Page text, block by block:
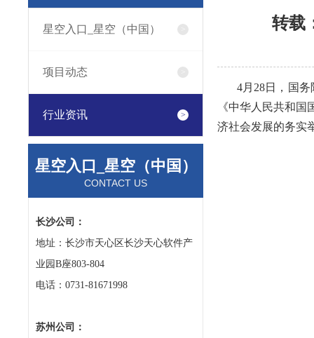
星空入口_星空（中国）
项目动态
行业资讯
星空入口_星空（中国）
CONTACT US
长沙公司：
地址：长沙市天心区长沙天心软件产
业园B座803-804
电话：0731-81671998
苏州公司：
转载
4月28日，国
《中华人民共和
济社会发展的务实